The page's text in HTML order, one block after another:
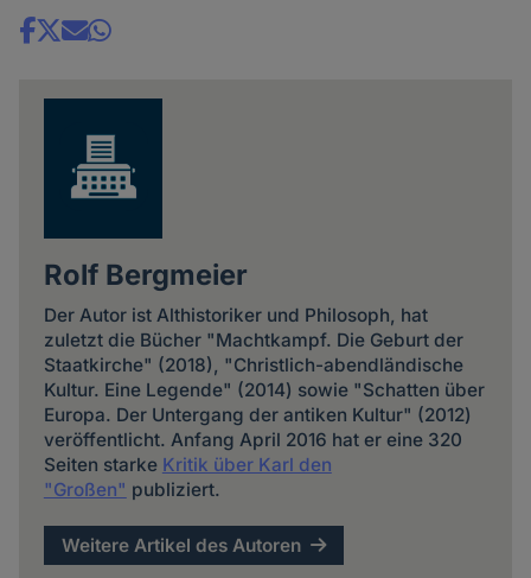
Share
Rolf Bergmeier
Der Autor ist Althistoriker und Philosoph, hat
zuletzt die Bücher "Machtkampf. Die Geburt der
Staatkirche" (2018), "Christlich-abendländische
Kultur. Eine Legende" (2014) sowie "Schatten über
Europa. Der Untergang der antiken Kultur" (2012)
veröffentlicht. Anfang April 2016 hat er eine 320
Seiten starke Kritik über Karl den
"Großen" publiziert.
Weitere Artikel des Autoren